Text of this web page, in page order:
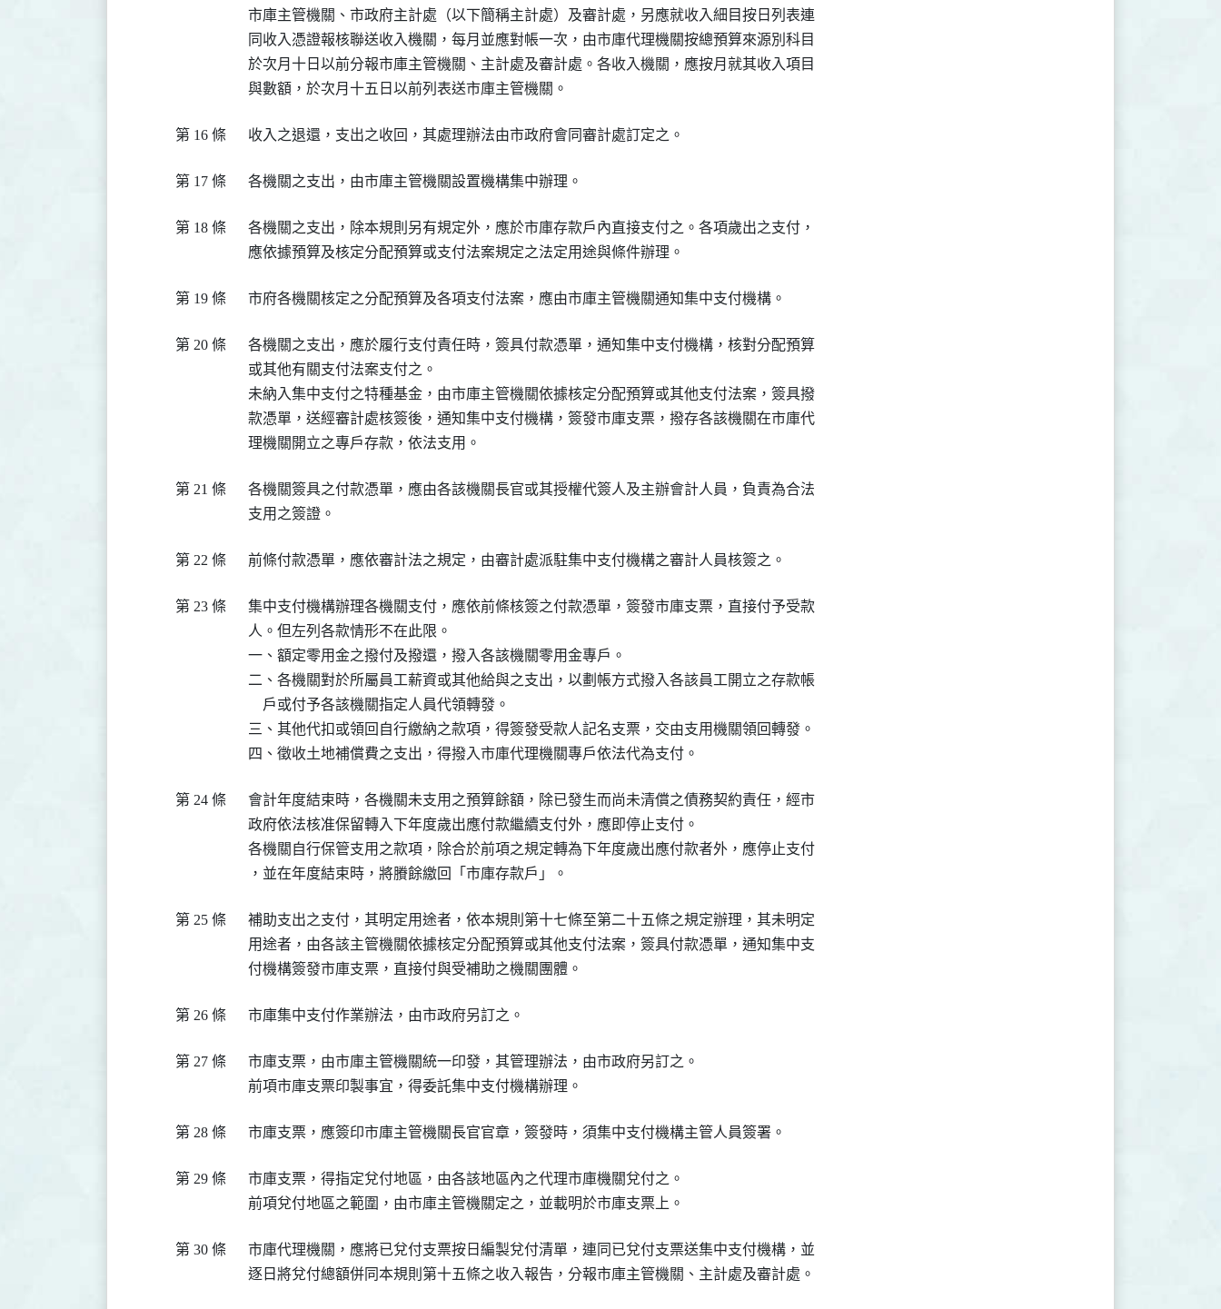
  市庫主管機關、市政府主計處（以下簡稱主計處）及審計處，另應就收入細目按日列表連
  同收入憑證報核聯送收入機關，每月並應對帳一次，由市庫代理機關按總預算來源別科目
  於次月十日以前分報市庫主管機關、主計處及審計處。各收入機關，應按月就其收入項目
第 16 條
第 17 條
第 18 條
  各機關之支出，除本規則另有規定外，應於市庫存款戶內直接支付之。各項歲出之支付，
第 19 條
第 20 條
  各機關之支出，應於履行支付責任時，簽具付款憑單，通知集中支付機構，核對分配預算
  或其他有關支付法案支付之。
  未納入集中支付之特種基金，由市庫主管機關依據核定分配預算或其他支付法案，簽具撥
  款憑單，送經審計處核簽後，通知集中支付機構，簽發市庫支票，撥存各該機關在市庫代
第 21 條
  各機關簽具之付款憑單，應由各該機關長官或其授權代簽人及主辦會計人員，負責為合法
第 22 條
第 23 條
  集中支付機構辦理各機關支付，應依前條核簽之付款憑單，簽發市庫支票，直接付予受款
  人。但左列各款情形不在此限。
  一、額定零用金之撥付及撥還，撥入各該機關零用金專戶。
  二、各機關對於所屬員工薪資或其他給與之支出，以劃帳方式撥入各該員工開立之存款帳
      戶或付予各該機關指定人員代領轉發。
  三、其他代扣或領回自行繳納之款項，得簽發受款人記名支票，交由支用機關領回轉發。
第 24 條
  會計年度結束時，各機關未支用之預算餘額，除已發生而尚未清償之債務契約責任，經市
  政府依法核准保留轉入下年度歲出應付款繼續支付外，應即停止支付。
  各機關自行保管支用之款項，除合於前項之規定轉為下年度歲出應付款者外，應停止支付
第 25 條
  補助支出之支付，其明定用途者，依本規則第十七條至第二十五條之規定辦理，其未明定
  用途者，由各該主管機關依據核定分配預算或其他支付法案，簽具付款憑單，通知集中支
第 26 條
第 27 條
  市庫支票，由市庫主管機關統一印發，其管理辦法，由市政府另訂之。
第 28 條
第 29 條
  市庫支票，得指定兌付地區，由各該地區內之代理市庫機關兌付之。
第 30 條
  市庫代理機關，應將已兌付支票按日編製兌付清單，連同已兌付支票送集中支付機構，並